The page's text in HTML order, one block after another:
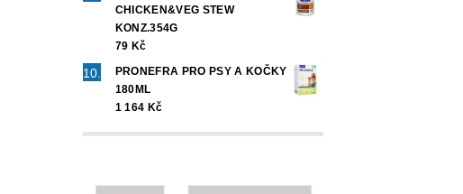
CHICKEN&VEG STEW
KONZ.354G
79 Kč
PRONEFRA PRO PSY A KOČKY
180ML
1 164 Kč